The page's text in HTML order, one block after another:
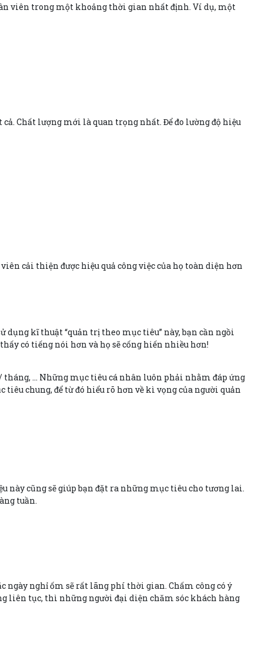
viên trong một khoảng thời gian nhất định. Ví dụ, một
Chất lượng mới là quan trọng nhất. Để đo lường độ hiệu
cải thiện được hiệu quả công việc của họ toàn diện hơn
kĩ thuật “quản trị theo mục tiêu” này, bạn cần ngồi
có tiếng nói hơn và họ sẽ cống hiến nhiều hơn!
… Những mục tiêu cá nhân luôn phải nhằm đáp ứng
chung, để từ đó hiểu rõ hơn về kì vọng của người quản
này cũng sẽ giúp bạn đặt ra những mục tiêu cho tương lai.
tuần.
ngày nghỉ ốm sẽ rất lãng phí thời gian. Chấm công có ý
liên tục, thì những người đại diện chăm sóc khách hàng